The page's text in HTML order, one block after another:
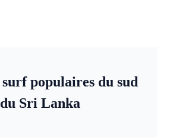
surf populaires du sud
du Sri Lanka